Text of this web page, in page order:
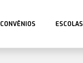
CONVÊNIOS ESCOLAS